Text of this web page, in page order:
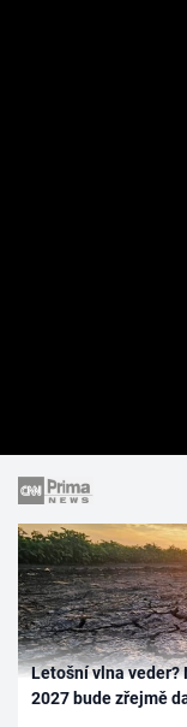
Letošní vlna veder?
2027 bude zřejmě